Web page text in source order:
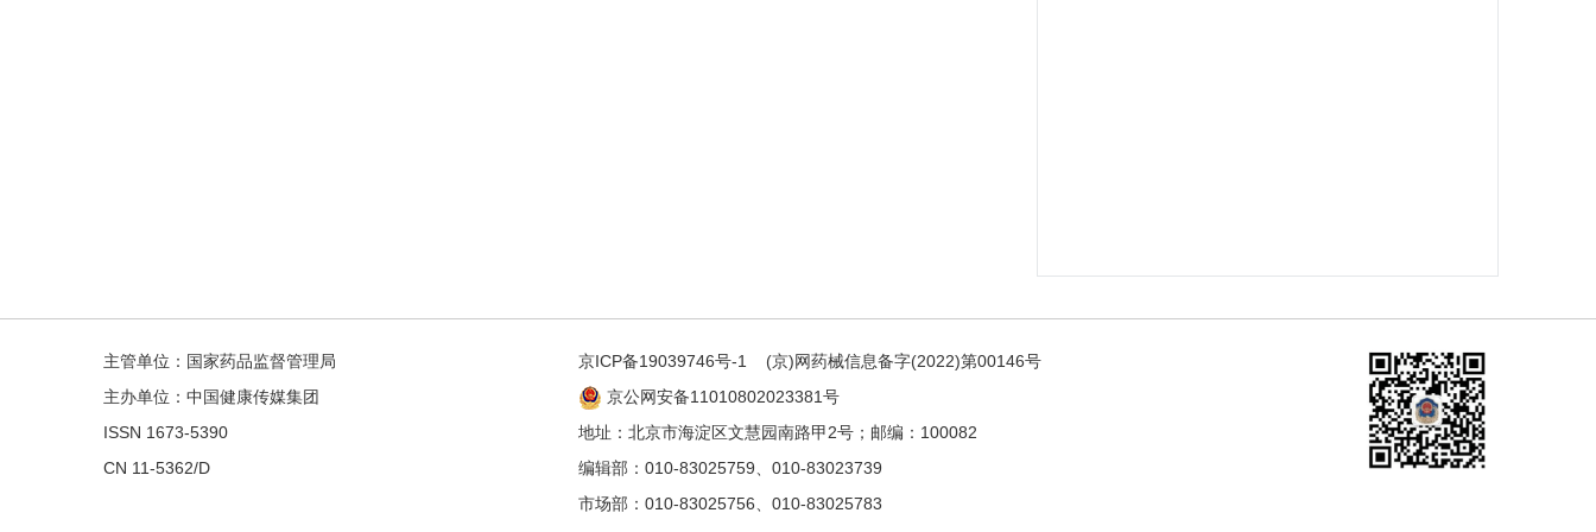
主管单位：国家药品监督管理局
主办单位：中国健康传媒集团
ISSN 1673-5390
CN 11-5362/D
京ICP备19039746号-1
(京)网药械信息备字(2022)第00146号
京公网安备11010802023381号
地址：北京市海淀区文慧园南路甲2号；邮编：100082
编辑部：010-83025759、010-83023739
市场部：010-83025756、010-83025783